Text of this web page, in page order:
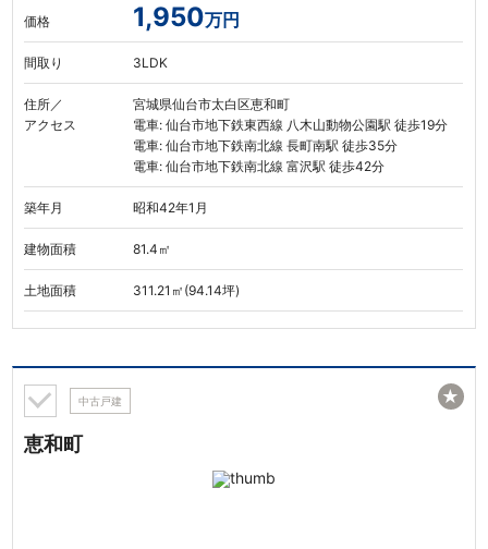
価格 1,950万円
間取り 3LDK
住所／
アクセス
宮城県仙台市太白区恵和町
電車: 仙台市地下鉄東西線 八木山動物公園駅 徒歩19分
電車: 仙台市地下鉄南北線 長町南駅 徒歩35分
電車: 仙台市地下鉄南北線 富沢駅 徒歩42分
築年月 昭和42年1月
建物面積 81.4㎡
土地面積 311.21㎡(94.14坪)
中古戸建
恵和町
★